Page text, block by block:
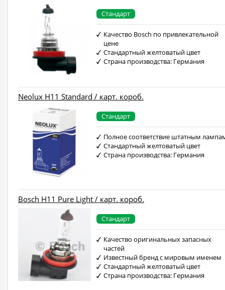
Стандарт
Качество Bosch по привлекательной
цене
Стандартный желтоватый цвет
Страна производства: Германия
Neolux H11 Standard / карт. короб.
Стандарт
Полное соответствие штатным
Стандартный желтоватый цвет
Страна производства: Германия
Bosch H11 Pure Light / карт. короб.
Стандарт
Качество оригинальных запасных
частей
Известный бренд с мировым именем
Стандартный желтоватый цвет
Страна производства: Германия